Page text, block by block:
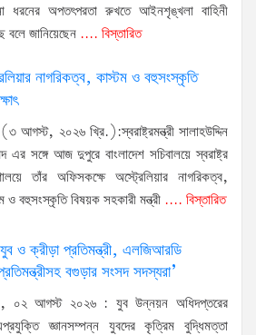
ধরনের অপতৎপরতা রুখতে আইনশৃঙ্খলা বাহিনী
বলে জানিয়েছেন .... বিস্তারিত
নাগরিকত্ব, কাস্টম ও বহুসংস্কৃতি
আগস্ট, ২০২৬ খ্রি.):স্বরাষ্ট্রমন্ত্রী সালাহউদ্দিন
এর সঙ্গে আজ দুপুরে বাংলাদেশ সচিবালয়ে স্বরাষ্ট্র
তাঁর অফিসকক্ষে অস্ট্রেলিয়ার নাগরিকত্ব,
ও বহুসংস্কৃতি বিষয়ক সহকারী মন্ত্রী .... বিস্তারিত
ও ক্রীড়া প্রতিমন্ত্রী, এলজিআরডি
বগুড়ার সংসদ সদস্যরা’
০২ আগস্ট ২০২৬ : যুব উন্নয়ন অধিদপ্তরের
জ্ঞানসম্পন্ন যুবদের কৃত্রিম বুদ্ধিমত্তা